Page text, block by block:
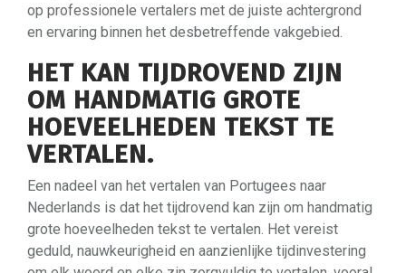
op professionele vertalers met de juiste achtergrond
en ervaring binnen het desbetreffende vakgebied.
HET KAN TIJDROVEND ZIJN
OM HANDMATIG GROTE
HOEVEELHEDEN TEKST TE
VERTALEN.
Een nadeel van het vertalen van Portugees naar
Nederlands is dat het tijdrovend kan zijn om handmatig
grote hoeveelheden tekst te vertalen. Het vereist
geduld, nauwkeurigheid en aanzienlijke tijdinvestering